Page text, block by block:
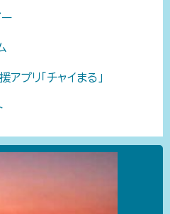
プリ「チャイまる」